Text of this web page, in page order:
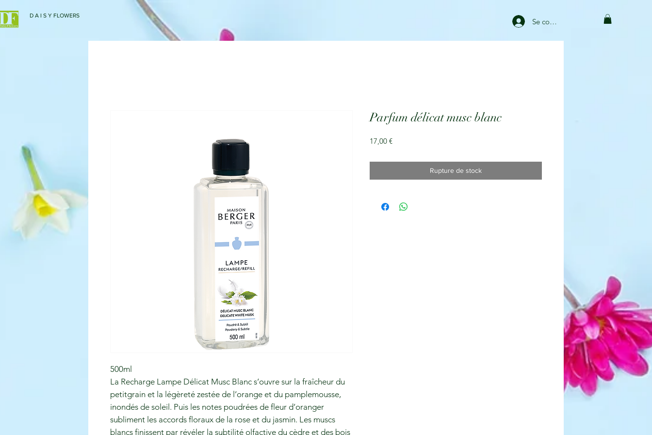
D A I S Y FLOWERS
Se connecter
500ml
La Recharge Lampe Délicat Musc Blanc s’ouvre sur la fraîcheur du
petitgrain et la légèreté zestée de l’orange et du pamplemousse,
inondés de soleil. Puis les notes poudrées de fleur d’oranger
subliment les accords floraux de la rose et du jasmin. Les muscs
blancs finissent par révéler la subtilité olfactive du cèdre et des bois
Parfum délicat musc blanc
17,00 €Prix
Rupture de stock